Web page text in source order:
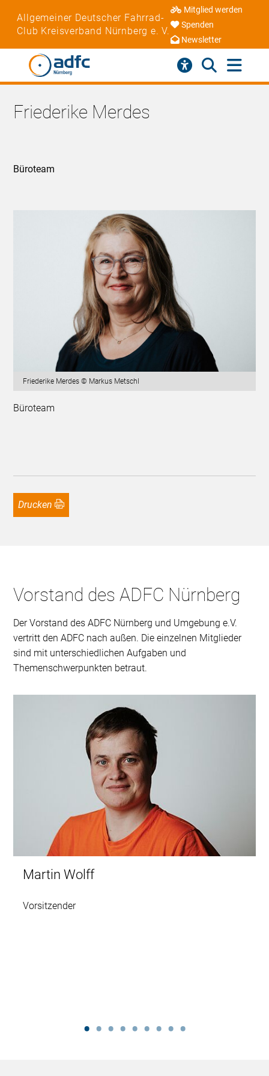
Allgemeiner Deutscher Fahrrad-
Club Kreisverband Nürnberg e. V.
Mitglied werden
Spenden
Newsletter
Friederike Merdes
Büroteam
Friederike Merdes © Markus Metschl
Büroteam
Drucken
Vorstand des ADFC Nürnberg
Der Vorstand des ADFC Nürnberg und Umgebung e.V.
vertritt den ADFC nach außen. Die einzelnen Mitglieder
sind mit unterschiedlichen Aufgaben und
Themenschwerpunkten betraut.
Martin Wolff
Vorsitzender